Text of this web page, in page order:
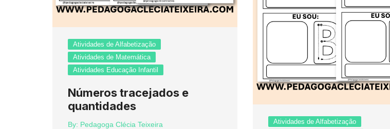
Atividades de Alfabetização
Atividades de Matemática
Atividades Educação Infantil
Números tracejados e
quantidades
By: Pedagoga Clécia Teixeira
Atividades de Alfabetização